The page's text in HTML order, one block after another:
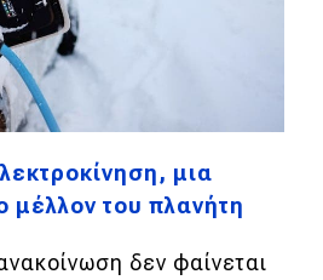
μια
μέλλον του πλανήτη
δεν φαίνεται